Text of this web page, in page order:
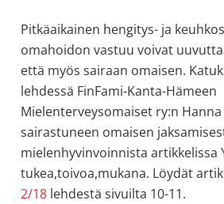
Pitkäaikainen hengitys- ja
omahoidon vastuu voivat
että myös sairaan omaisen.
lehdessä FinFami-Kanta-Hämeen
Mielenterveysomaiset ry:n
sairastuneen omaisen
mielenhyvinvoinnista artikkelissa
tukea,toivoa,mukana. Löydät
2/18lehdestä sivuilta 10-11.